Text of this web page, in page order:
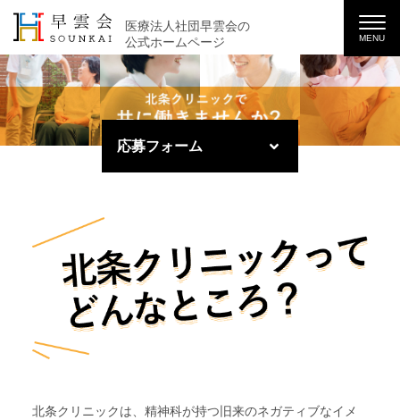
医療法人社団早雲会の
公式ホームページ
MENU
応募フォーム
北条クリニックは、精神科が持つ旧来のネガティブなイメ